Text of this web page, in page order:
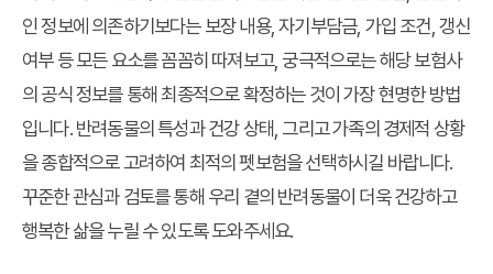
인 정보에 의존하기보다는 보장 내용, 자기부담금, 가입 조건, 갱신
여부 등 모든 요소를 꼼꼼히 따져보고, 궁극적으로는 해당 보험사
의 공식 정보를 통해 최종적으로 확정하는 것이 가장 현명한 방법
입니다. 반려동물의 특성과 건강 상태, 그리고 가족의 경제적 상황
을 종합적으로 고려하여 최적의 펫보험을 선택하시길 바랍니다.
꾸준한 관심과 검토를 통해 우리 곁의 반려동물이 더욱 건강하고
행복한 삶을 누릴 수 있도록 도와주세요.